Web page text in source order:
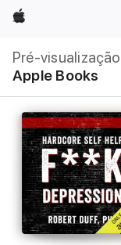
Apple
Pré-
Apple Books
local
Abrir
menu